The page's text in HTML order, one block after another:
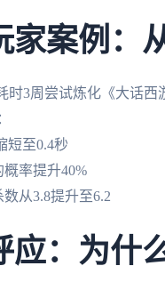
家案例：
时3周尝试炼化《大话
短至0.4秒
率提升40%
从3.8提升至6.2
应：为什